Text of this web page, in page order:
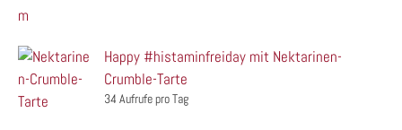
Happy #histaminfreiday mit Nektarinen-
Crumble-Tarte
34 Aufrufe pro Tag